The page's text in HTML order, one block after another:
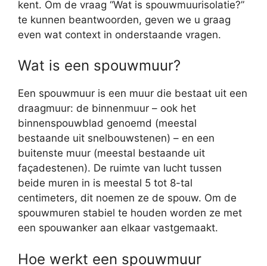
kent. Om de vraag “Wat is spouwmuurisolatie?”
te kunnen beantwoorden, geven we u graag
even wat context in onderstaande vragen.
Wat is een spouwmuur?
Een spouwmuur is een muur die bestaat uit een
draagmuur: de binnenmuur – ook het
binnenspouwblad genoemd (meestal
bestaande uit snelbouwstenen) – en een
buitenste muur (meestal bestaande uit
façadestenen). De ruimte van lucht tussen
beide muren in is meestal 5 tot 8-tal
centimeters, dit noemen ze de spouw. Om de
spouwmuren stabiel te houden worden ze met
een spouwanker aan elkaar vastgemaakt.
Hoe werkt een spouwmuur